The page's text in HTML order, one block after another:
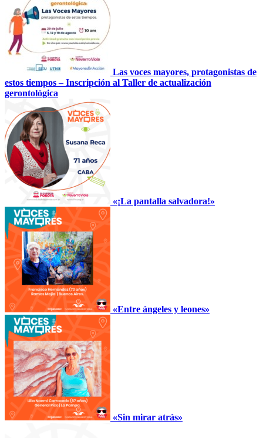
Las voces mayores, protagonistas de
estos tiempos – Inscripción al Taller de actualización
gerontológica
«¡La pantalla salvadora!»
«Entre ángeles y leones»
«Sin mirar atrás»